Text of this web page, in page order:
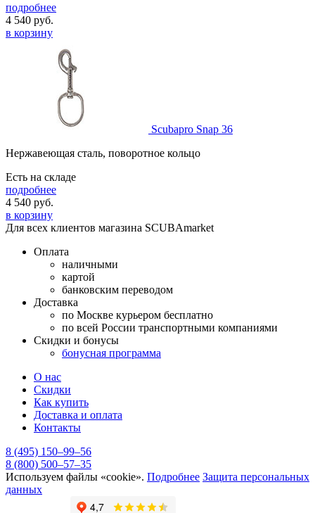
подробнее
4 540 руб.
в корзину
Scubapro Snap 36
Нержавеющая сталь, поворотное кольцо
Есть на складе
подробнее
4 540 руб.
в корзину
Для всех клиентов магазина SCUBAmarket
Оплата
наличными
картой
банковским переводом
Доставка
по Москве курьером бесплатно
по всей России транспортными компаниями
Скидки и бонусы
бонусная программа
О нас
Скидки
Как купить
Доставка и оплата
Контакты
8 (495) 150–99–56
8 (800) 500–57–35
Используем файлы «cookie». Подробнее Защита персональных
данных